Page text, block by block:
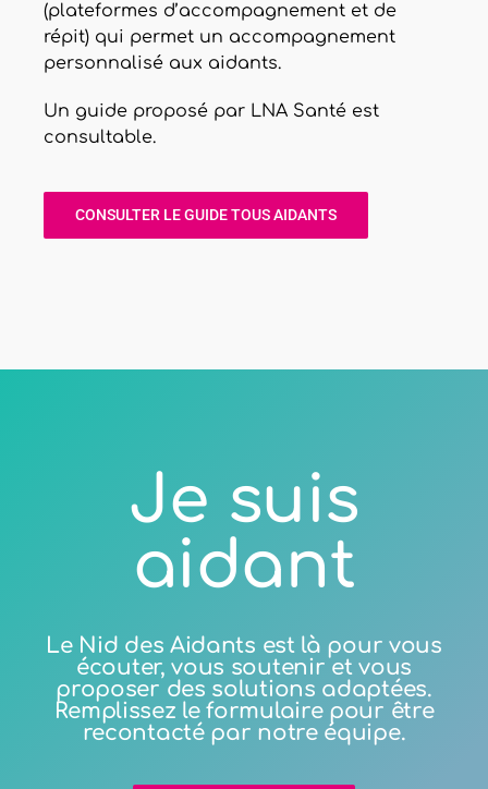
(plateformes d’accompagnement et de
répit) qui permet un accompagnement
personnalisé aux aidants.
Un guide proposé par LNA Santé est
consultable.
CONSULTER LE GUIDE TOUS AIDANTS
Je suis
aidant
Le Nid des Aidants est là pour vous
écouter, vous soutenir et vous
proposer des solutions adaptées.
Remplissez le formulaire pour être
recontacté par notre équipe.